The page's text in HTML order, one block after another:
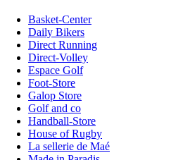
Basket-Center
Daily Bikers
Direct Running
Direct-Volley
Espace Golf
Foot-Store
Galop Store
Golf and co
Handball-Store
House of Rugby
La sellerie de Maé